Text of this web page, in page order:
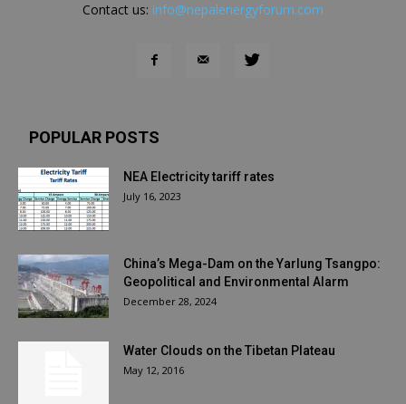
Contact us: info@nepalenergyforum.com
POPULAR POSTS
NEA Electricity tariff rates
July 16, 2023
China’s Mega-Dam on the Yarlung Tsangpo:
Geopolitical and Environmental Alarm
December 28, 2024
Water Clouds on the Tibetan Plateau
May 12, 2016